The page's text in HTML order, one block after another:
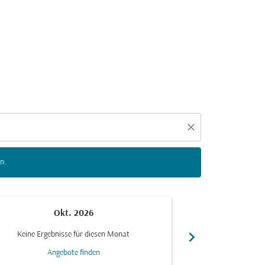
close
interagieren, um Angebote zu finden.
Okt. 2026
Keine Ergebnisse für diesen Monat
Angebote finden
chevron_right